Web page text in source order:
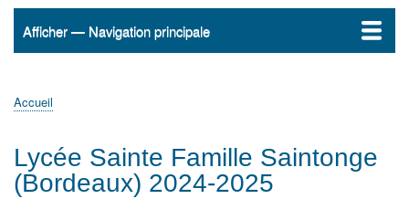
Navigation
Afficher — Navigation principale
Accueil
ActualitésMATh.en.JEANS ?
Régions et Ateliers
Créer, gérer un atelier
Sujets/Publications
Congrès
d'Ariane
Accueil
Lycée Sainte Famille Saintonge
(Bordeaux) 2024-2025